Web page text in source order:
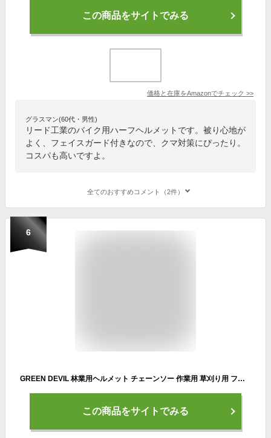
この商品をサイトでみる
価格と在庫をAmazonでチェック >>
グラスマン(60代・男性)
リード工業のバイク用ハーフヘルメットです。被り心地が
よく、フェイスガード付きなので、クマ対策にぴったり。
コスパも高いですよ。
全てのおすすめコメント（2件）
6
GREEN DEVIL 林業用ヘルメット チェーンソー 作業用 草刈り用 フェイスガード 工事用ヘルメット 収納式サンバイザー 耳当て 安全帽 3 in1セット耐衝撃性通気性作業EN397＆EN352-3
この商品をサイトでみる